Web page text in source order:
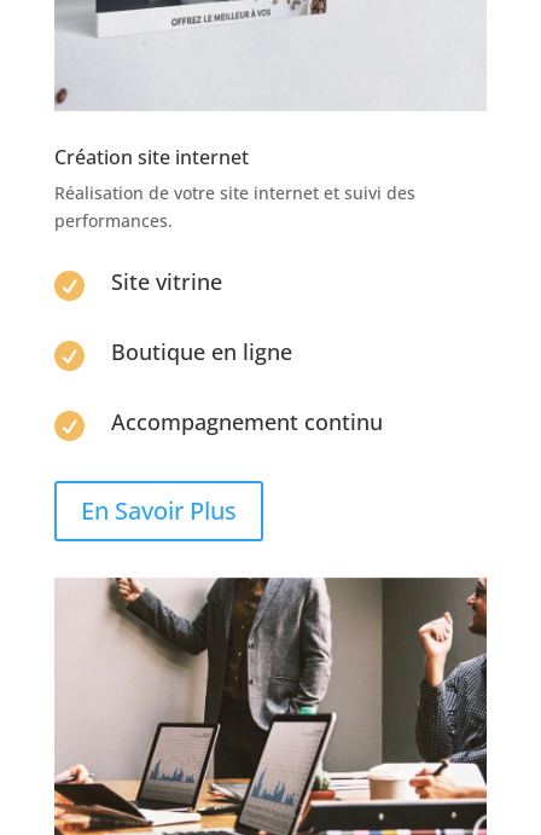
Création site internet
Réalisation de votre site internet et suivi des
performances.
 Site vitrine
 Boutique en ligne
 Accompagnement continu
En Savoir Plus